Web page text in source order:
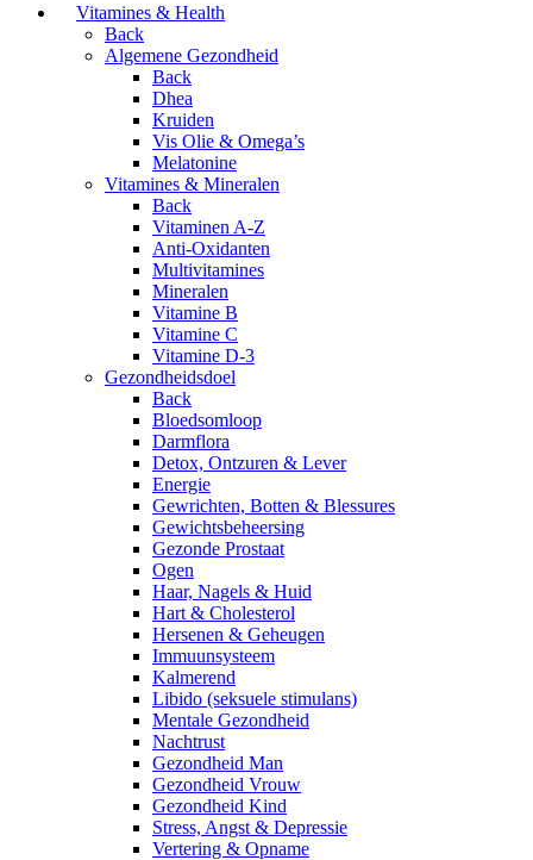
Vitamines & Health
Back
Algemene Gezondheid
Back
Dhea
Kruiden
Vis Olie & Omega’s
Melatonine
Vitamines & Mineralen
Back
Vitaminen A-Z
Anti-Oxidanten
Multivitamines
Mineralen
Vitamine B
Vitamine C
Vitamine D-3
Gezondheidsdoel
Back
Bloedsomloop
Darmflora
Detox, Ontzuren & Lever
Energie
Gewrichten, Botten & Blessures
Gewichtsbeheersing
Gezonde Prostaat
Ogen
Haar, Nagels & Huid
Hart & Cholesterol
Hersenen & Geheugen
Immuunsysteem
Kalmerend
Libido (seksuele stimulans)
Mentale Gezondheid
Nachtrust
Gezondheid Man
Gezondheid Vrouw
Gezondheid Kind
Stress, Angst & Depressie
Vertering & Opname